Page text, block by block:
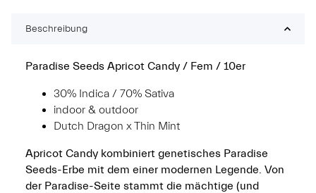
Beschreibung
Paradise Seeds Apricot Candy / Fem / 10er
30% Indica / 70% Sativa
indoor & outdoor
Dutch Dragon x Thin Mint
Apricot Candy kombiniert genetisches Paradise
Seeds-Erbe mit dem einer modernen Legende. Von
der Paradise-Seite stammt die mächtige (und